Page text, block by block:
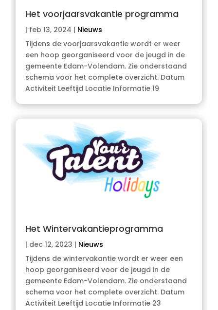
Het voorjaarsvakantie programma
| feb 13, 2024 | Nieuws
Tijdens de voorjaarsvakantie wordt er weer
een hoop georganiseerd voor de jeugd in de
gemeente Edam-Volendam. Zie onderstaand
schema voor het complete overzicht. Datum
Activiteit Leeftijd Locatie Informatie 19
Het Wintervakantieprogramma
| dec 12, 2023 | Nieuws
Tijdens de wintervakantie wordt er weer een
hoop georganiseerd voor de jeugd in de
gemeente Edam-Volendam. Zie onderstaand
schema voor het complete overzicht. Datum
Activiteit Leeftijd Locatie Informatie 23